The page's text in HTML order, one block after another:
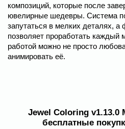
композиций, которые после
ювелирные шедевры. Система
запутаться в мелких деталях,
позволяет проработать каждый
работой можно не просто
анимировать её.
Jewel Coloring
бесплатные